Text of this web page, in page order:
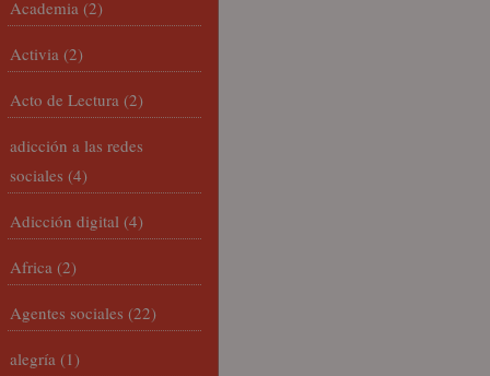
Academia (2)
Activia (2)
Acto de Lectura (2)
adicción a las redes
sociales (4)
Adicción digital (4)
Africa (2)
Agentes sociales (22)
alegría (1)